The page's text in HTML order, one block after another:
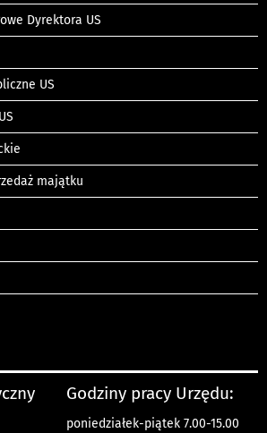
Dyrektora US
US
majątku
Godziny pracy Urzędu:
poniedziałek-piątek 7.00-15.00